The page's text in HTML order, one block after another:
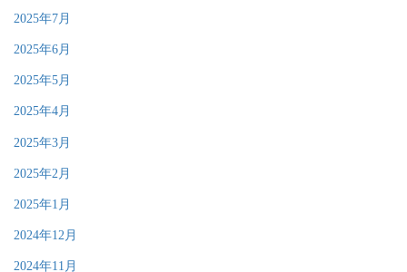
2025年7月
2025年6月
2025年5月
2025年4月
2025年3月
2025年2月
2025年1月
2024年12月
2024年11月